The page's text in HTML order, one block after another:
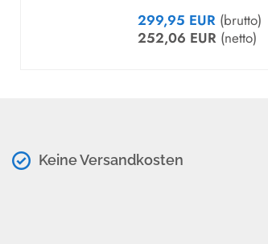
299,95 EUR(brutto)
252,06 EUR (netto)
Keine Versandkosten